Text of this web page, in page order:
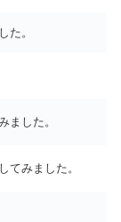
た。
ました。
てみました。